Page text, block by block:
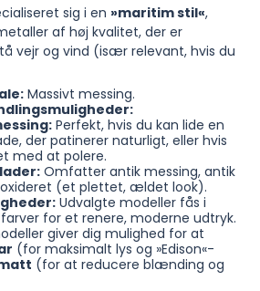
sig i en »maritim stil«,
af høj kvalitet, der er
vejr og vind (især relevant, hvis du
Massivt messing.
Perfekt, hvis du kan lide en
der patinerer naturligt, eller hvis
med at polere.
Omfatter antik messing, antik
(et plettet, ældet look).
Udvalgte modeller fås i
for et renere, moderne udtryk.
giver dig mulighed for at
(for maksimalt lys og »Edison«-
(for at reducere blænding og